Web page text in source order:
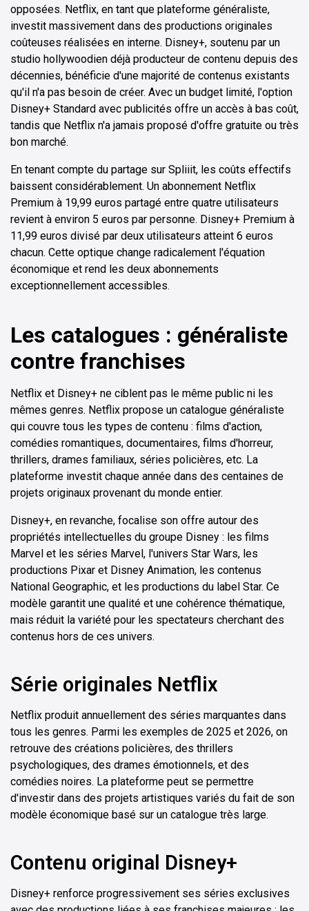
opposées. Netflix, en tant que plateforme généraliste,
investit massivement dans des productions originales
coûteuses réalisées en interne. Disney+, soutenu par un
studio hollywoodien déjà producteur de contenu depuis des
décennies, bénéficie d'une majorité de contenus existants
qu'il n'a pas besoin de créer. Avec un budget limité, l'option
Disney+ Standard avec publicités offre un accès à bas coût,
tandis que Netflix n'a jamais proposé d'offre gratuite ou très
bon marché.
En tenant compte du partage sur Spliiit, les coûts effectifs
baissent considérablement. Un abonnement Netflix
Premium à 19,99 euros partagé entre quatre utilisateurs
revient à environ 5 euros par personne. Disney+ Premium à
11,99 euros divisé par deux utilisateurs atteint 6 euros
chacun. Cette optique change radicalement l'équation
économique et rend les deux abonnements
exceptionnellement accessibles.
Les catalogues : généraliste
contre franchises
Netflix et Disney+ ne ciblent pas le même public ni les
mêmes genres. Netflix propose un catalogue généraliste
qui couvre tous les types de contenu : films d'action,
comédies romantiques, documentaires, films d'horreur,
thrillers, drames familiaux, séries policières, etc. La
plateforme investit chaque année dans des centaines de
projets originaux provenant du monde entier.
Disney+, en revanche, focalise son offre autour des
propriétés intellectuelles du groupe Disney : les films
Marvel et les séries Marvel, l'univers Star Wars, les
productions Pixar et Disney Animation, les contenus
National Geographic, et les productions du label Star. Ce
modèle garantit une qualité et une cohérence thématique,
mais réduit la variété pour les spectateurs cherchant des
contenus hors de ces univers.
Série originales Netflix
Netflix produit annuellement des séries marquantes dans
tous les genres. Parmi les exemples de 2025 et 2026, on
retrouve des créations policières, des thrillers
psychologiques, des drames émotionnels, et des
comédies noires. La plateforme peut se permettre
d'investir dans des projets artistiques variés du fait de son
modèle économique basé sur un catalogue très large.
Contenu original Disney+
Disney+ renforce progressivement ses séries exclusives